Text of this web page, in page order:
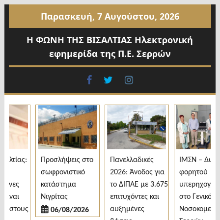
περιεχόμενο
Παρασκευή, 7 Αυγούστου, 2026
Η ΦΩΝΗ ΤΗΣ ΒΙΣΑΛΤΙΑΣ Ηλεκτρονική
εφημερίδα της Π.Ε. Σερρών
facebook
twitter
Προσλήψεις στο
σωφρονιστικό
κατάστημα
Νιγρίτας
06/08/2026
Πανελλαδικές
2026: Άνοδος για
το ΔΙΠΑΕ με 3.675
επιτυχόντες και
αυξημένες
ΙΜΣΝ – Δωρεά
φορητού
στο Γενικό
Νοσοκομείο